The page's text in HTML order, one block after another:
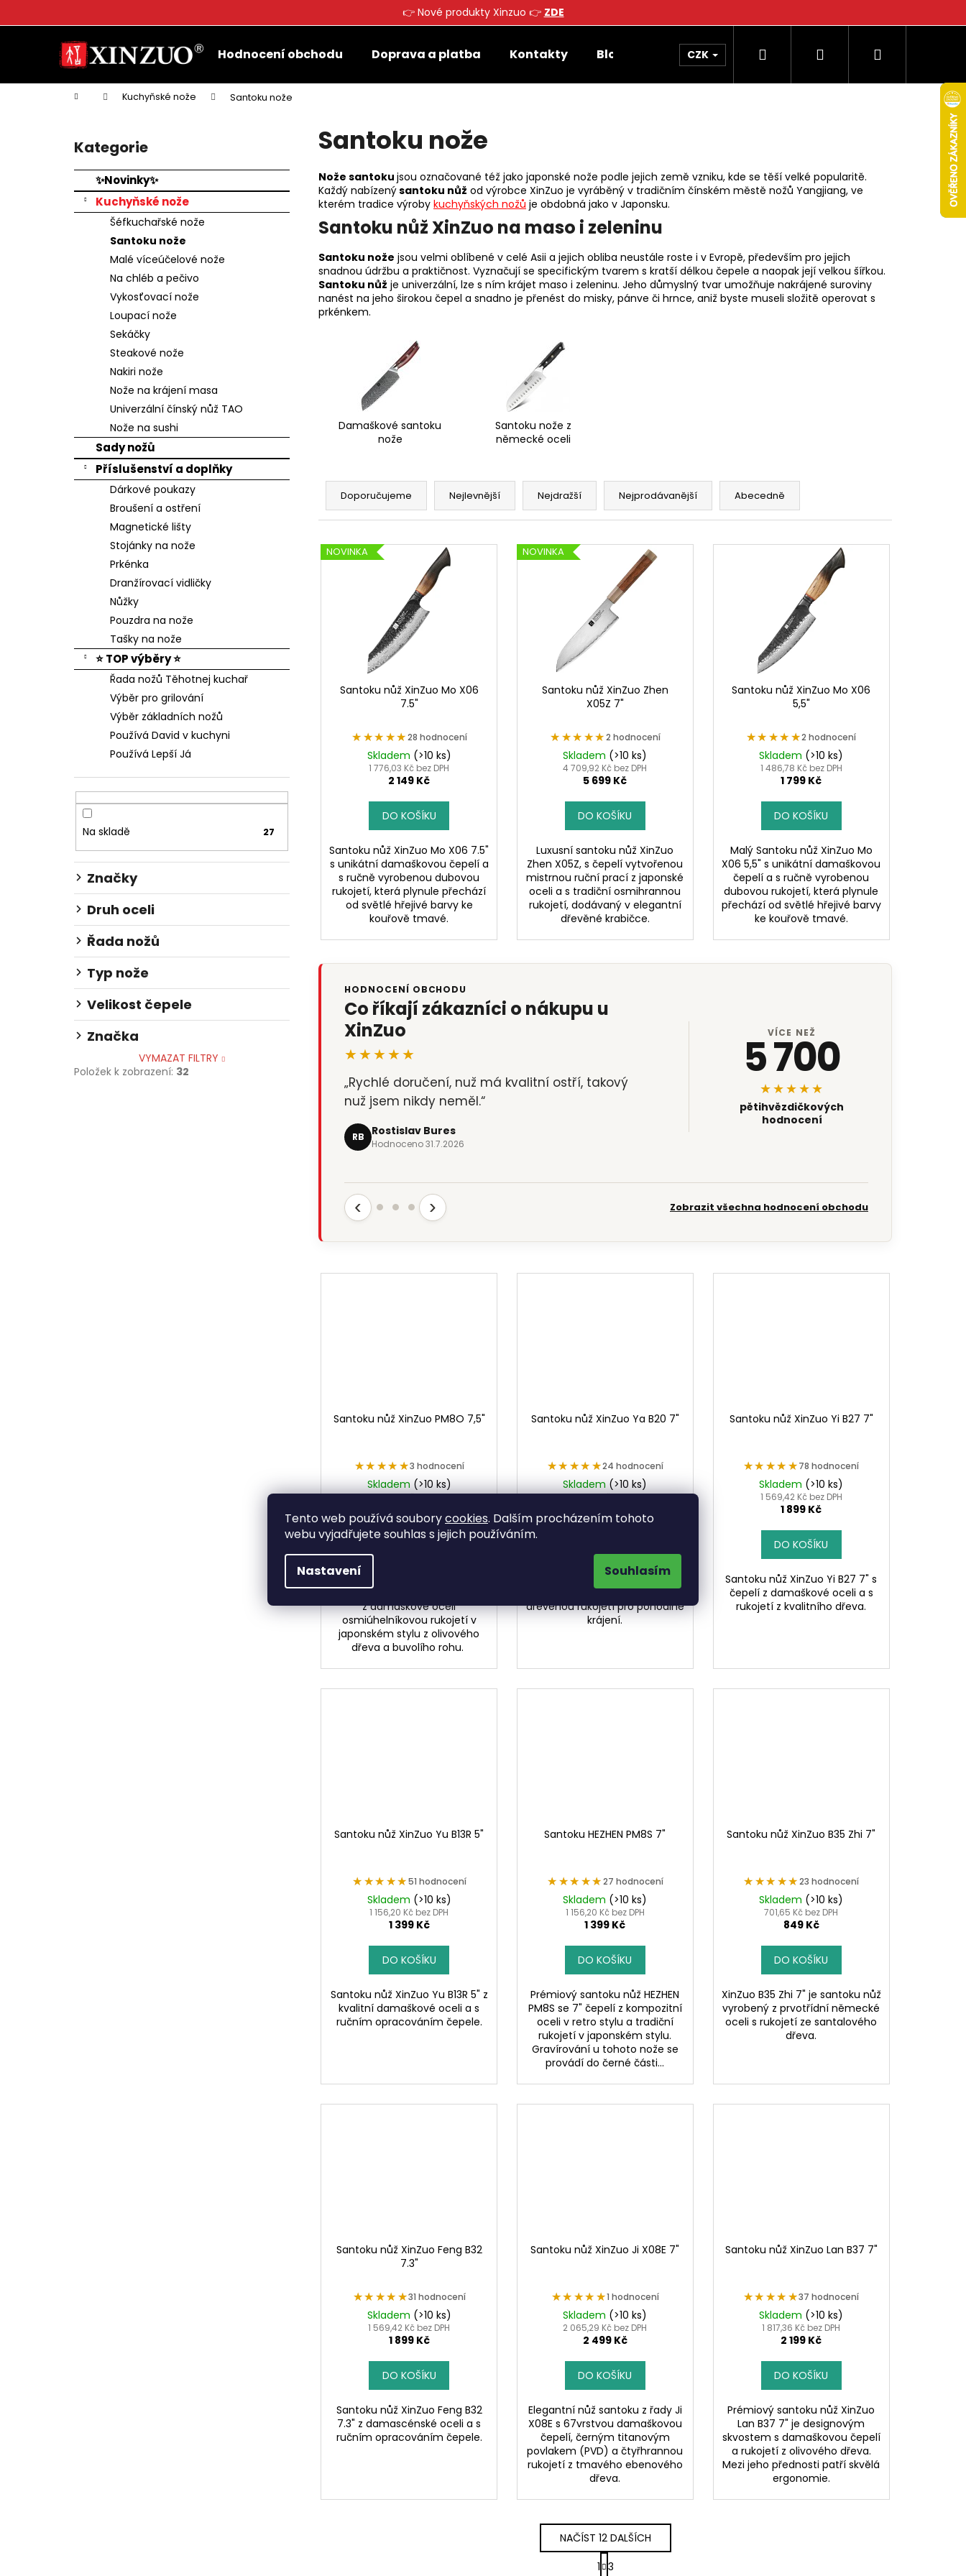
👉 Nové produkty Xinzuo 👉 ZDE
Tento web používá souborycookies. Dalším procházením tohoto
webu vyjadřujete souhlas s jejich používáním.
Nastavení Souhlasím
Hodnocení obchodu Doprava a platba Kontakty Blog CZK Hledat PřihlášeníNákupní
Domů Kuchyňské nože Santoku nože
Přeskočit
kategorie
Kategorie
✨Novinky✨
Kuchyňské nože
Šéfkuchařské nože
Santoku nože
Malé víceúčelové nože
Na chléb a pečivo
Vykosťovací nože
Loupací nože
Sekáčky
Steakové nože
Nakiri nože
Nože na krájení masa
Univerzální čínský nůž TAO
Nože na sushi
Sady nožů
Příslušenství a doplňky
Dárkové poukazy
Broušení a ostření
Magnetické lišty
Stojánky na nože
Prkénka
Dranžírovací vidličky
Nůžky
Pouzdra na nože
Tašky na nože
⭐ TOP výběry ⭐
Řada nožů Těhotnej kuchař
Výběr pro grilování
Výběr základních nožů
Používá David v kuchyni
Používá Lepší Já
Na skladě 27
Značky
Druh oceli
Řada nožů
Typ nože
Velikost čepele
Značka
VYMAZAT FILTRY
Položek k zobrazení: 32
Santoku nože
Nože santoku jsou označované též jako japonské nože podle jejich země vzniku, kde se těší velké popularitě.
Každý nabízenýsantoku nůž od výrobce XinZuo je vyráběný v tradičním čínském městě nožů Yangjiang, ve
kterém tradice výroby kuchyňských nožů je obdobná jako v Japonsku.
Santoku nůž XinZuo na maso i zeleninu
Santoku nože jsou velmi oblíbené v celé Asii a jejich obliba neustále roste i v Evropě, především pro jejich
snadnou údržbu a praktičnost. Vyznačují se specifickým tvarem s kratší délkou čepele a naopak její velkou šířkou.
Santoku nůž je univerzální, lze s ním krájet maso i zeleninu. Jeho důmyslný tvar umožňuje nakrájené suroviny
nanést na jeho širokou čepel a snadno je přenést do misky, pánve či hrnce, aniž byste museli složitě operovat s
prkénkem.
Damaškové santoku
nože
Santoku nože z
německé oceli
Ř
z
n
Doporučujeme Nejlevnější Nejdražší Nejprodávanější Abecedně
V
ýNOVINKA
Santoku nůž XinZuo Mo X06
7.5"
★★★★★
★★★★★28 hodnocení
Skladem (>10 ks)
1 776,03 Kč bez DPH
2 149 Kč
DO KOŠÍKU
Santoku nůž XinZuo Mo X06 7.5"
s unikátní damaškovou čepelí a
s ručně vyrobenou dubovou
rukojetí, která plynule přechází
od světlé hřejivé barvy ke
kouřově tmavé.
NOVINKA
Santoku nůž XinZuo Zhen
X05Z 7"
★★★★★
★★★★★2 hodnocení
Skladem (>10 ks)
4 709,92 Kč bez DPH
5 699 Kč
DO KOŠÍKU
Luxusní santoku nůž XinZuo
Zhen X05Z, s čepelí vytvořenou
mistrnou ruční prací z japonské
oceli a s tradiční osmihrannou
rukojetí, dodávaný v elegantní
dřevěné krabičce.
Santoku nůž XinZuo Mo X06
5,5"
★★★★★
★★★★★2 hodnocení
Skladem (>10 ks)
1 486,78 Kč bez DPH
1 799 Kč
DO KOŠÍKU
Malý Santoku nůž XinZuo Mo
X06 5,5" s unikátní damaškovou
čepelí a s ručně vyrobenou
dubovou rukojetí, která plynule
přechází od světlé hřejivé barvy
ke kouřově tmavé.
HODNOCENÍ OBCHODU
Co říkají zákazníci o nákupu u
XinZuo
★★★★★
„Rychlé doručení, nuž má kvalitní ostří, takový
nuž jsem nikdy neměl.“
RB Rostislav Bures
Hodnoceno 31.7.2026
„Ostřejší nože jsem v ruce neměl. Mohu jen
doporučit. Magnetický stojánek kvalitní a krásně
zabaleno“
Milan Kozák
VÍCE NEŽ
5 700
★★★★★
pětihvězdičkových
hodnocení
‹ › Zobrazit všechna hodnocení obchodu
Santoku nůž XinZuo PM8O 7,5"
★★★★★
★★★★★3 hodnocení
Skladem(>10 ks)
1 652,07 Kč bez DPH
1 999 Kč
Elegantní santoku nůž XinZuo
Zhen PM8O s 7,5" velkou čepelí
z damaškové oceli
osmiúhelníkovou rukojetí v
japonském stylu z olivového
dřeva a buvolího rohu.
Santoku nůž XinZuo Ya B20 7"
★★★★★
★★★★★24 hodnocení
Skladem(>10 ks)
1 569,42 Kč bez DPH
1 899 Kč
Santoku nůž XinZuo Ya B20 7" z
damaškové oceli a s kvalitní
dřevěnou rukojetí pro pohodlné
krájení.
Santoku nůž XinZuo Yi B27 7"
★★★★★
★★★★★78 hodnocení
Skladem (>10 ks)
1 569,42 Kč bez DPH
1 899 Kč
DO KOŠÍKU
Santoku nůž XinZuo Yi B27 7" s
čepelí z damaškové oceli a s
rukojetí z kvalitního dřeva.
Santoku nůž XinZuo Yu B13R 5"
★★★★★
★★★★★51 hodnocení
Skladem (>10 ks)
1 156,20 Kč bez DPH
1 399 Kč
DO KOŠÍKU
Santoku nůž XinZuo Yu B13R 5" z
kvalitní damaškové oceli a s
ručním opracováním čepele.
Santoku HEZHEN PM8S 7"
★★★★★
★★★★★27 hodnocení
Skladem (>10 ks)
1 156,20 Kč bez DPH
1 399 Kč
DO KOŠÍKU
Prémiový santoku nůž HEZHEN
PM8S se 7" čepelí z kompozitní
oceli v retro stylu a tradiční
rukojetí v japonském stylu.
Gravírování u tohoto nože se
provádí do černé části...
Santoku nůž XinZuo B35 Zhi 7"
★★★★★
★★★★★23 hodnocení
Skladem (>10 ks)
701,65 Kč bez DPH
849 Kč
DO KOŠÍKU
XinZuo B35 Zhi 7" je santoku nůž
vyrobený z prvotřídní německé
oceli s rukojetí ze santalového
dřeva.
Santoku nůž XinZuo Feng B32
7.3"
★★★★★
★★★★★31 hodnocení
Skladem (>10 ks)
1 569,42 Kč bez DPH
1 899 Kč
DO KOŠÍKU
Santoku nůž XinZuo Feng B32
7.3" z damascénské oceli a s
ručním opracováním čepele.
Santoku nůž XinZuo Ji X08E 7"
★★★★★
★★★★★1 hodnocení
Skladem (>10 ks)
2 065,29 Kč bez DPH
2 499 Kč
DO KOŠÍKU
Elegantní nůž santoku z řady Ji
X08E s 67vrstvou damaškovou
čepelí, černým titanovým
povlakem (PVD) a čtyřhrannou
rukojetí z tmavého ebenového
dřeva.
Santoku nůž XinZuo Lan B37 7"
★★★★★
★★★★★37 hodnocení
Skladem (>10 ks)
1 817,36 Kč bez DPH
2 199 Kč
DO KOŠÍKU
Prémiový santoku nůž XinZuo
Lan B37 7" je designovým
skvostem s damaškovou čepelí
a rukojetí z olivového dřeva.
Mezi jeho přednosti patří skvělá
ergonomie.
NAČÍST 12 DALŠÍCH
S
t
1 3
o
k Co potřebujete najít?
Doporučujeme